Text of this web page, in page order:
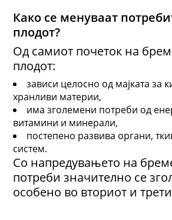
Како се менуваат
плодот?
Од самиот почеток на
плодот:
зависи целосно од мајката за
хранливи материи,
има зголемени потреби од
витамини и минерали,
постепено развива органи,
систем.
Со напредувањето на
потреби значително се
особено во вториот и